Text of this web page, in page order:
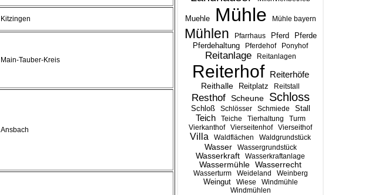
Muehle Mühle Mühle bayern
Mühlen Pfarrhaus Pferd Pferde
Pferdehaltung Pferdehof Ponyhof
Reitanlage Reitanlagen
Reiterhof Reiterhöfe
Reithalle Reitplatz Reitstall
Resthof Scheune Schloss
Schloß Schlösser Schmiede Stall
Teich Teiche Tierhaltung
Turm
Vierkanthof
Vierseitenhof Vierseithof
Villa Waldflächen Waldgrundstück
Wasser Wassergrundstück
Wasserkraft Wasserkraftanlage
Wassermühle Wasserrecht
Wasserturm Weideland Weinberg
Weingut Wiese
Windmühle
Windmühlen
Kitzingen
Main-Tauber-Kreis
Ansbach